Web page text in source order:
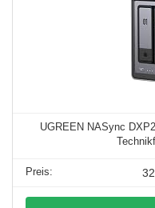
UGREEN NASync